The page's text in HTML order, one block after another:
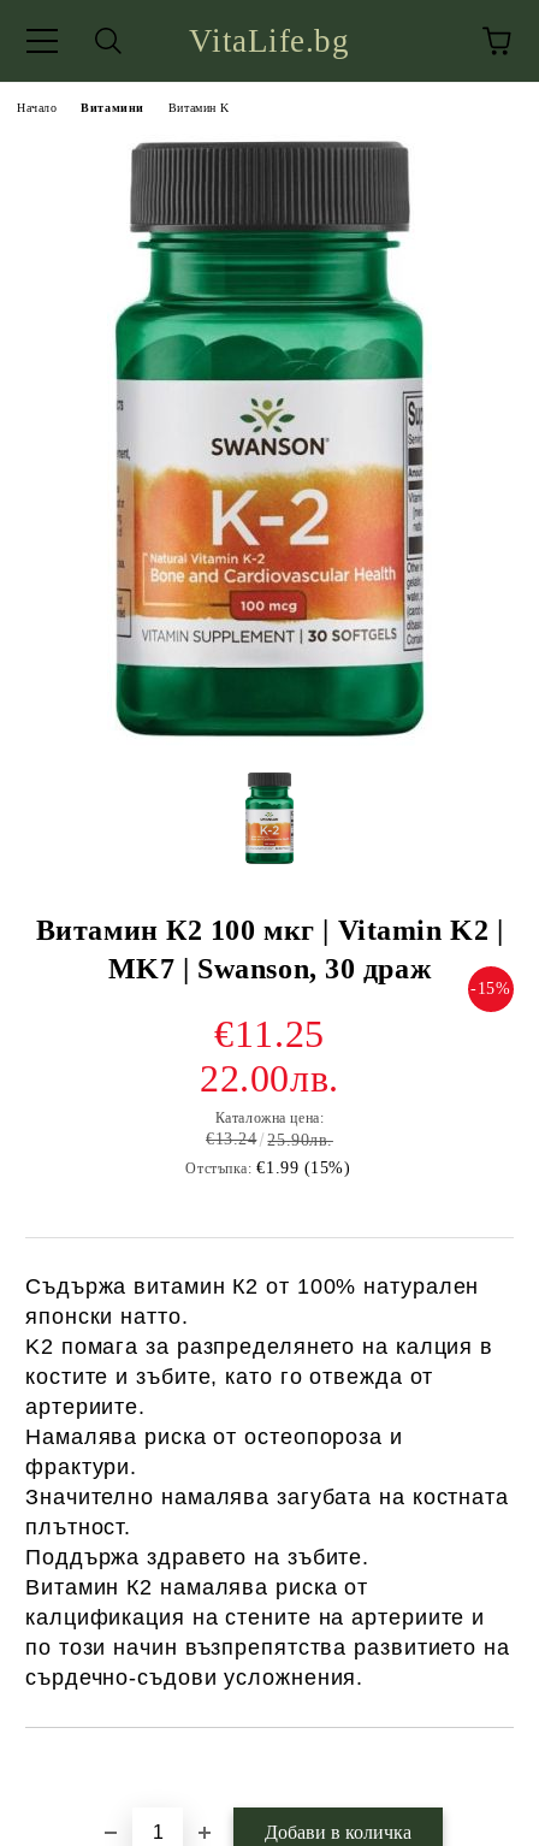
VitaLife.bg
Начало Витамини Витамин K
Витамин К2 100 мкг | Vitamin K2 |
MK7 | Swanson, 30 драж
-15%
€11.25
22.00лв.
Каталожна цена:
€13.24 25.90лв.
Отстъпка: €1.99 (15%)
Съдържа витамин К2 от 100% натурален
японски натто.
K2 помага за разпределянето на калция в
костите и зъбите, като го отвежда от
артериите.
Намалява риска от остеопороза и
фрактури.
Значително намалява загубата на костната
плътност.
Поддържа здравето на зъбите.
Витамин К2 намалява риска от
калцификация на стените на артериите и
по този начин възпрепятства развитието на
сърдечно-съдови усложнения.